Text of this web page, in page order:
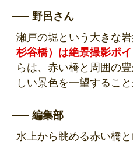
野呂さん
瀬戸の堀という大きな
杉谷橋）は絶景撮影ポイ
らは、赤い橋と周囲の
しい景色を一望すること
編集部
水上から眺める赤い橋